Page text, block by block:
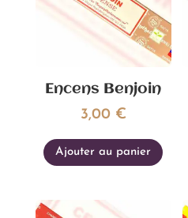
Encens Benjoin
3,00 €
Ajouter au panier